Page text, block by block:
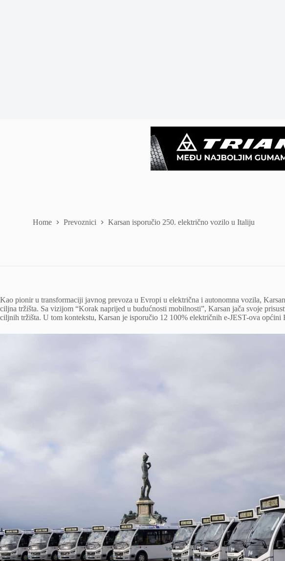
Home Prevoznici Karsan isporučio 250. električno vozilo u Italiju
Kao pionir u transformaciji javnog prevoza u Evropi u električna i autonomna vozila,
ciljna tržišta. Sa vizijom “Korak naprijed u budućnosti mobilnosti”, Karsan jača svoje
ciljnih tržišta. U tom kontekstu, Karsan je isporučio 12 100% električnih e-JEST-ova općini